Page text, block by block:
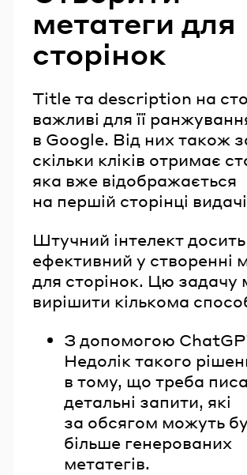
метатеги для
сторінок
Title та description на
важливі для її
в Google. Від них також
скільки кліків отримає
яка вже відображається
на першій сторінці
Штучний інтелект досить
ефективний у створенні
для сторінок. Цю
вирішити кількома
З допомогою
Недолік такого
в тому, що треба
детальні запити, які
за обсягом можуть
більше генерованих
метатегів.